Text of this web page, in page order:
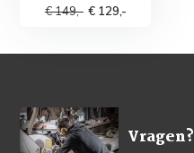
€ 149,- € 129,-
Vragen?